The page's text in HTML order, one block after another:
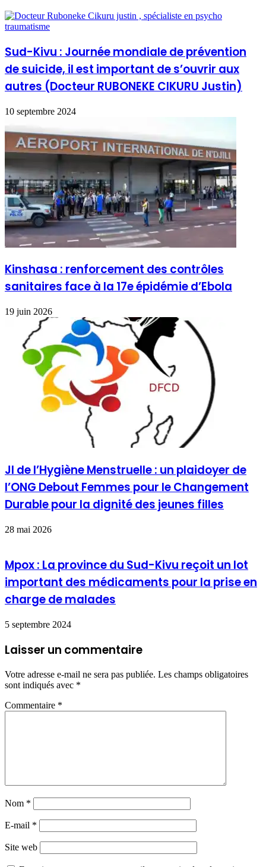
Sud-Kivu : Journée mondiale de prévention
de suicide, il est important de s’ouvrir aux
autres (Docteur RUBONEKE CIKURU Justin)
10 septembre 2024
Kinshasa : renforcement des contrôles
sanitaires face à la 17e épidémie d’Ebola
19 juin 2026
JI de l’Hygiène Menstruelle : un plaidoyer de
l’ONG Debout Femmes pour le Changement
Durable pour la dignité des jeunes filles
28 mai 2026
Mpox : La province du Sud-Kivu reçoit un lot
important des médicaments pour la prise en
charge de malades
5 septembre 2024
Laisser un commentaire
Votre adresse e-mail ne sera pas publiée. Les champs obligatoires
sont indiqués avec *
Commentaire *
Nom *
E-mail *
Site web